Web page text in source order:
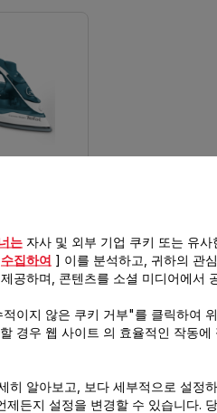
W
min
min
는 자사 및 외부 기업 쿠키 또는 유
수집하여 ] 이를 분석하고, 귀하의 관
공하며, 콘텐츠를 소셜 미디어에서
이지 않은 쿠키 거부"를 클릭하여
경우 웹 사이트 의 효율적인 작동에
히 알아보고, 보다 세부적으로 설정
제든지 설정을 변경할 수 있습니다.